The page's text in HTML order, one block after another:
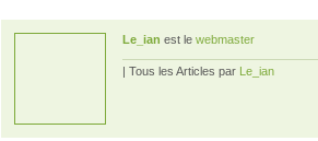
Le_ian est le webmaster
| Tous les Articles par Le_ian